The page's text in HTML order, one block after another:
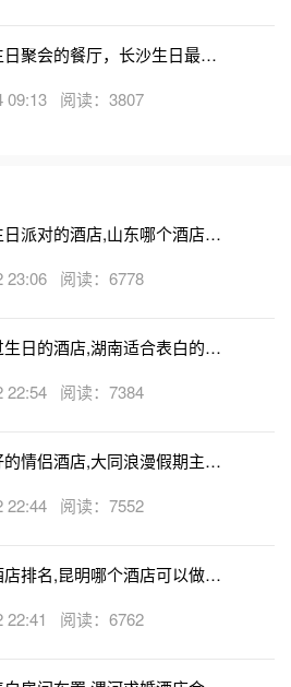
聚会的餐厅，长沙生日最合
09:13 阅读：3807
派对的酒店,山东哪个酒店有
23:06 阅读：6778
日的酒店,湖南适合表白的酒
22:54 阅读：7384
情侣酒店,大同浪漫假期主题
22:44 阅读：7552
店排名,昆明哪个酒店可以做求
22:41 阅读：6762